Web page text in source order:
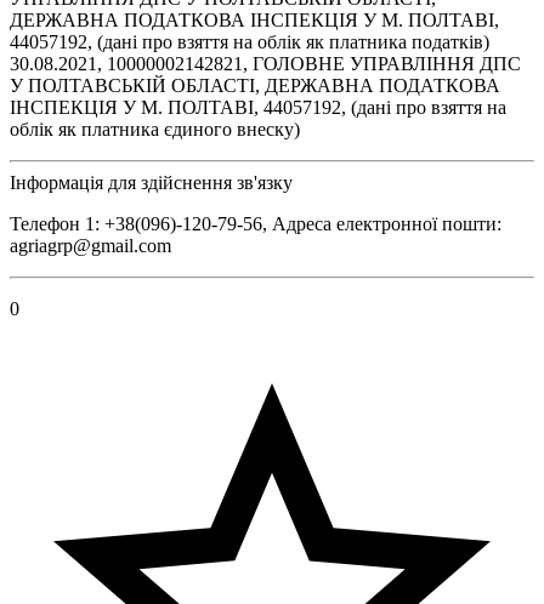
ДЕРЖАВНА ПОДАТКОВА ІНСПЕКЦІЯ У М. ПОЛТАВІ,
44057192, (дані про взяття на облік як платника податків)
30.08.2021, 10000002142821, ГОЛОВНЕ УПРАВЛІННЯ ДПС
У ПОЛТАВСЬКІЙ ОБЛАСТІ, ДЕРЖАВНА ПОДАТКОВА
ІНСПЕКЦІЯ У М. ПОЛТАВІ, 44057192, (дані про взяття на
облік як платника єдиного внеску)
Інформація для здійснення зв'язку
Телефон 1: +38(096)-120-79-56, Адреса електронної пошти:
agriagrp@gmail.com
0